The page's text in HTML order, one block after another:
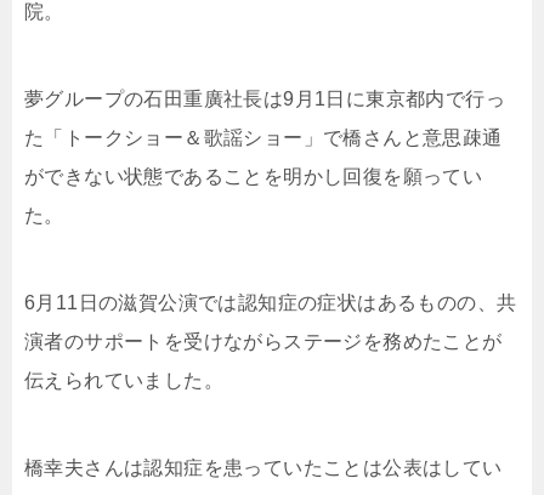
院。
夢グループの石田重廣社長は9月1日に東京都内で行っ
た「トークショー＆歌謡ショー」で橋さんと意思疎通
ができない状態であることを明かし回復を願ってい
た。
6月11日の滋賀公演では認知症の症状はあるものの、共
演者のサポートを受けながらステージを務めたことが
伝えられていました。
橋幸夫さんは認知症を患っていたことは公表はしてい